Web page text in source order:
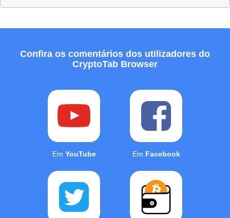
Confira os comentários dos utilizadores do
CryptoTab Browser
Em YouTube Em Facebook